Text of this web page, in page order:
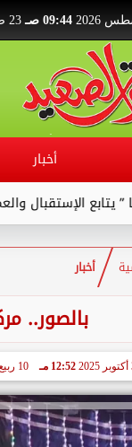
09:44 صـ 23 صفر 1448
أخبار
والعمليات
أخبار
بالصور..
12:52 مـ 10 ربيع آخر 1447